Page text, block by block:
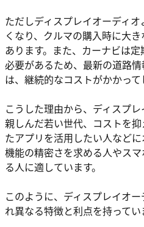
ただしディスプレイオーディ
くなり、クルマの購入時に大
あります。また、カーナビは
必要があるため、最新の道路
は、継続的なコストがかかって
こうした理由から、ディスプ
親しんだ若い世代、コストを
たアプリを活用したい人など
機能の精密さを求める人やス
る人に適しています。
このように、ディスプレイオ
れ異なる特徴と利点を持ってい